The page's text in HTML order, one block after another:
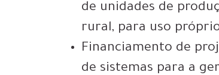
de unidades de
rural, para uso
Financiamento de
de sistemas para a